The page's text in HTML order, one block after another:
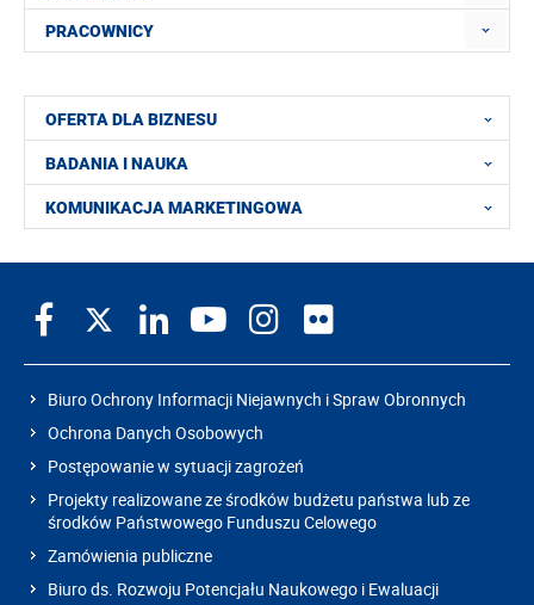
PRACOWNICY
OFERTA DLA BIZNESU
BADANIA I NAUKA
KOMUNIKACJA MARKETINGOWA
Biuro Ochrony Informacji Niejawnych i Spraw Obronnych
Ochrona Danych Osobowych
Postępowanie w sytuacji zagrożeń
Projekty realizowane ze środków budżetu państwa lub ze
środków Państwowego Funduszu Celowego
Zamówienia publiczne
Biuro ds. Rozwoju Potencjału Naukowego i Ewaluacji